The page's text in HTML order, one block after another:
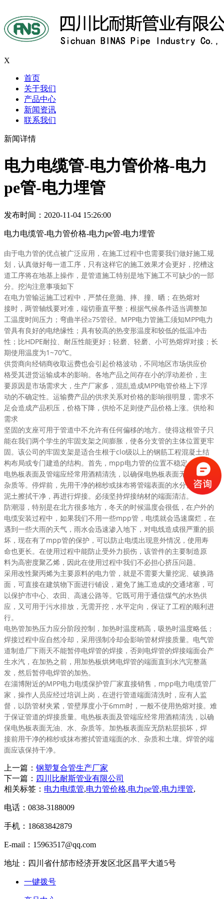
X
首页
关于我们
产品中心
新闻资讯
联系我们
新闻详情
电力电缆管-电力管价格-电力
pe管-电力埋管
发布时间：2020-11-04 15:26:00
电力电缆管-电力管价格-电力pe管-电力埋管
由于电力管的优点被广泛应用 ，在施工过程中也需要我们做好施工规
划 ， 认真做好每一道工序 ， 只有这样它的施工效果才会更好， 挖槽这
道工序将在地基上操作 ，是管道施工特别是地下施工不可缺少的一部
分。 挖沟注意事项如下
在电力管输运施工过程中， 严禁任意抛、摔、撞、晒；在热熔对
接时，两管轴线要对准 ，端切垂直平整 ； 根据气候条件适当调整加
工温度时间压力 ；弯曲半径≥75管径。 MPP电力管施工须知MPP电力
管具有良好的电绝缘性 ； 具有较高的热变形温度和较低的低温冲击
性 ；比HDPE耐拉、 耐压性能更好 ；轻磨、轻磨、 小可热熔焊对接 ； 长
期使用温度为1~70℃。
供货商向经销商收取运费也会引起价格波动 ， 不同地区市场供应价
格受其进货运输成本的影响。 各地产品之间存在小的浮动差价 ， 主
要原因是市场需求大， 生产厂家多， 混乱造成MPP电管价格上下浮
动的不确定性。 运输费产品的供求关系对价格的影响很明显 ， 需求不
足会造成产品积压 ， 价格下降 ， 供给不足则使产品价格上涨。 供给和
需求
坚固的支座可用于管道中不允许有任何偏移的地方。 使得这根管子只
能在我们两个学生的牢固支架之间膨胀 ，使各分支管的主体位置更牢
固。 该公司的牢固支架是适合生根于clo级以上的钢筋工程混凝土结
构布局或专门建造的结构。 首先 ，mpp电力管的位置不稳定。
电热板表面及管端应经常用酒精清洗 ，以确保电热板表面无油
、水、
杂质等。 停焊前 ，先用干净的棉纱或抹布将管端表面的水分、 杂质和
泥土擦拭干净 ，再进行焊接。 必须坚持焊接纳材的端面清洁。
防潮湿 ， 特别是在北方很多地方 ， 冬天的时候温度会很低，在户外的
电缆安装过程中，如果我们不用一些mpp管， 电缆就会迅速腐烂 ，在
遇到一些大雨的天气 ， 雨水会迅速渗入地下 ，对电线造成很严重的损
坏 ， 现在有了mpp管的保护 ， 可以防止电缆出现意外情况 ， 使用寿
命也更长。 在使用过程中能防止受外力损伤 ，该管件的主要制造原
料为高密度聚乙烯 ， 因此在使用过程中我们不必担心挤压问题。
采用改性聚丙烯为主要原料的电力管 ， 就是不需要大量挖泥、破换路
面 ，可直接在建筑物下面进行铺设 ， 避免了施工造成的交通堵塞 ， 可
以保护市中心、 农田、 高速公路等。 它既可用于通信煤气的水热供
应 ，又可用于污水排放 ， 无需开挖 ， 水平定向 ， 保证了工程的顺利进
行。
电热管加热压力应分阶段控制 ， 加热时温度稍高， 吸热时温度略低 ；
焊接过程中应自然冷却 ， 采用强制冷却会影响管材焊接质量。 电气管
道制造厂下雨天不能暂停电焊管的焊接 ， 否则电焊管的焊接端面会产
生水汽 ，在加热之前 ，用加热板烘烤电焊管的端面直到水汽完整蒸
发 ， 然后暂停电焊管的加热。
在淄博附近的MPP电力电缆保护管厂家直接销售 ，mpp电力电缆管厂
家 ， 操作人员应经过培训上岗 ，在进行管道端面清洗时，应有人监
督 ， 以防管材夹紧 ， 管壁厚度小于6mm时， 一般不使用热熔对接。 难
于保证管道的焊接质量。 电热板表面及管端应经常用酒精清洗 ，以确
保电热板表面无油、水、 杂质等。 加热板表面应无防粘层损坏 ， 焊
接前用干净的棉纱或抹布擦拭管道端面的水、 杂质和土壤。 焊管的端
面应该保持干净。
上一篇： 钢塑复合管生产厂家
下一篇： 四川比耐斯管业有限公司
相关标签： 电力电缆管,电力管价格,电力pe管,电力埋管,
电话：0838-3188009
手机：18683842879
E-mail：15963517@qq.com
地址：四川省什邡市经济开发区北区昌平大道5号
一键拨号